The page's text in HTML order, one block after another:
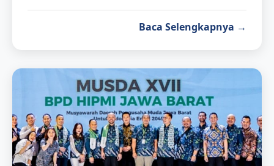
Baca Selengkapnya →